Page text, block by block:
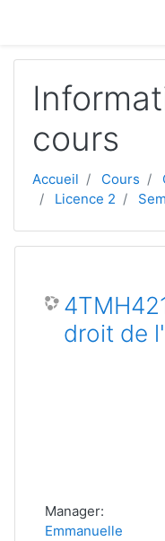
cours
Accueil Cours
Licence 2
droit de
Manager:
Emmanuelle